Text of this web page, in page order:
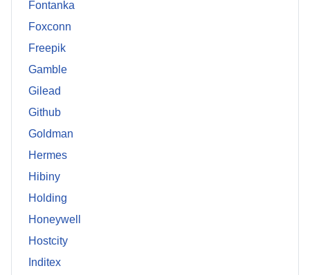
Fontanka
Foxconn
Freepik
Gamble
Gilead
Github
Goldman
Hermes
Hibiny
Holding
Honeywell
Hostcity
Inditex